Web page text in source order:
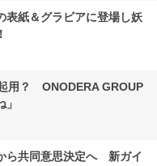
表紙＆グラビアに登場し妖
用？ ONODERA GROUP
ら共同意思決定へ 新ガイ